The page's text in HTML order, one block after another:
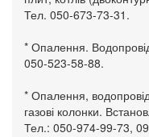
Тел. 050-673-73-31.
* Опалення.
050-523-58-88.
* Опалення,
газові колонки.
Тел.: 050-974-99-73,